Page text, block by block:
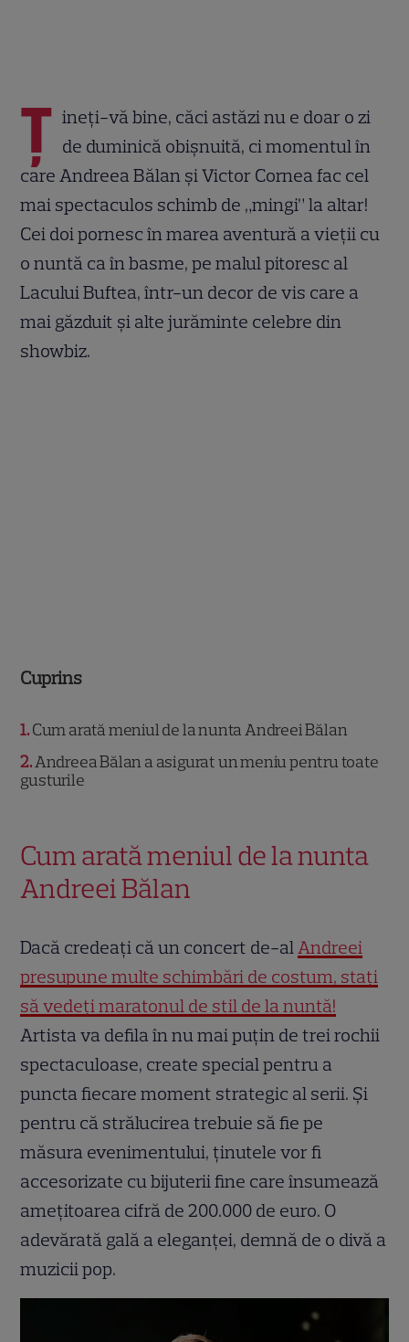
Ț ineți-vă bine, căci astăzi nu e doar o zi
de duminică obișnuită, ci momentul în
care Andreea Bălan și Victor Cornea fac cel
mai spectaculos schimb de „mingi” la altar!
Cei doi pornesc în marea aventură a vieții cu
o nuntă ca în basme, pe malul pitoresc al
Lacului Buftea, într-un decor de vis care a
mai găzduit și alte jurăminte celebre din
showbiz.
Cuprins
1 Cum arată meniul de la nunta Andreei Bălan
2 Andreea Bălan a asigurat un meniu pentru toate
gusturile
Cum arată meniul de la nunta
Andreei Bălan
Dacă credeați că un concert de-alAndreei
presupune multe schimbări de costum, stați
să vedeți maratonul de stil de la nuntă!
Artista va defila în nu mai puțin de trei rochii
spectaculoase, create special pentru a
puncta fiecare moment strategic al serii. Și
pentru că strălucirea trebuie să fie pe
măsura evenimentului, ținutele vor fi
accesorizate cu bijuterii fine care însumează
amețitoarea cifră de 200.000 de euro. O
adevărată gală a eleganței, demnă de o divă a
muzicii pop.